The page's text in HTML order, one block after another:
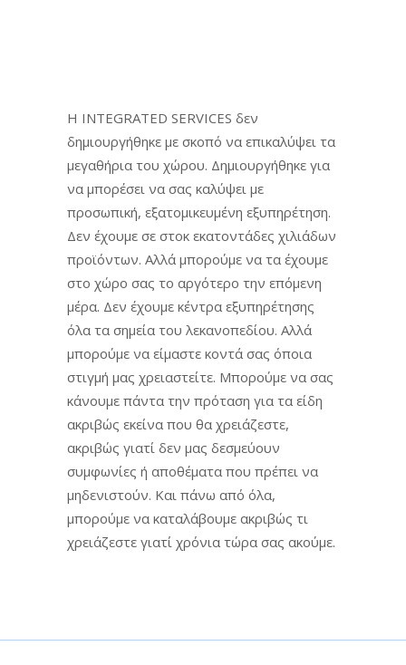
Η INTEGRATED SERVICES δεν
δημιουργήθηκε με σκοπό να επικαλύψει τα
μεγαθήρια του χώρου. Δημιουργήθηκε για
να μπορέσει να σας καλύψει με
προσωπική, εξατομικευμένη εξυπηρέτηση.
Δεν έχουμε σε στοκ εκατοντάδες χιλιάδων
προϊόντων. Αλλά μπορούμε να τα έχουμε
στο χώρο σας το αργότερο την επόμενη
μέρα. Δεν έχουμε κέντρα εξυπηρέτησης
όλα τα σημεία του λεκανοπεδίου. Αλλά
μπορούμε να είμαστε κοντά σας όποια
στιγμή μας χρειαστείτε. Μπορούμε να σας
κάνουμε πάντα την πρόταση για τα είδη
ακριβώς εκείνα που θα χρειάζεστε,
ακριβώς γιατί δεν μας δεσμεύουν
συμφωνίες ή αποθέματα που πρέπει να
μηδενιστούν. Και πάνω από όλα,
μπορούμε να καταλάβουμε ακριβώς τι
χρειάζεστε γιατί χρόνια τώρα σας ακούμε.